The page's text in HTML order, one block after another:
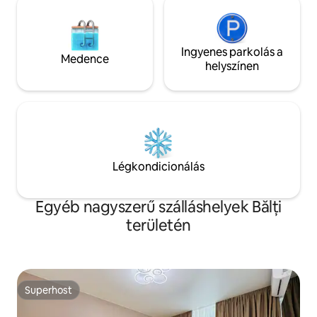
Medence
Ingyenes parkolás a
helyszínen
Légkondicionálás
Egyéb nagyszerű szálláshelyek Bălți
területén
Superhost
Superhost